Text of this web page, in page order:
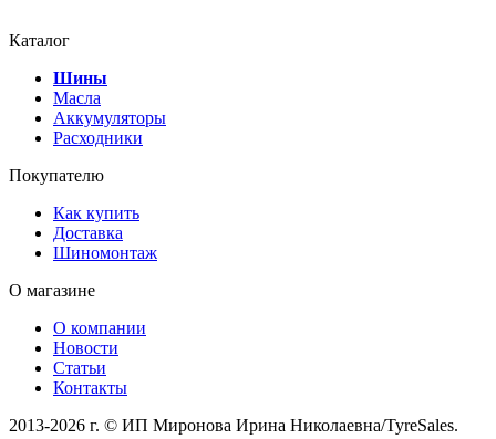
Каталог
Шины
Масла
Аккумуляторы
Расходники
Покупателю
Как купить
Доставка
Шиномонтаж
О магазине
О компании
Новости
Статьи
Контакты
2013-2026 г. © ИП Миронова Ирина Николаевна/TyreSales.